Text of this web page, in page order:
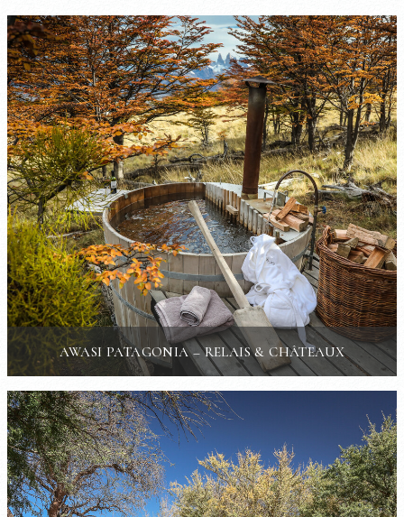
AWASI PATAGONIA – RELAIS & CHÂTEAUX